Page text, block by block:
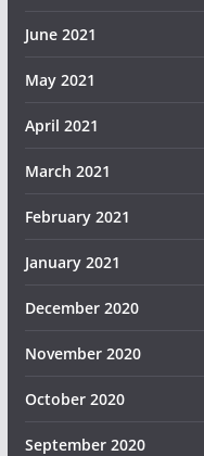
June 2021
May 2021
April 2021
March 2021
February 2021
January 2021
December 2020
November 2020
October 2020
September 2020